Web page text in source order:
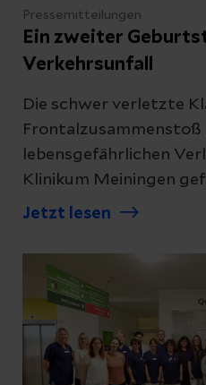
Pressemitteilungen
Ein zweiter
Verkehrsunfall
Die schwer verletzte
Frontalzusammenstoß
lebensgefährlichen
Klinikum Meiningen
Operationen retteten
davon aus, dass sie
wird.
Jetzt lesen